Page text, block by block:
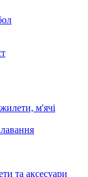
м'ячі
та аксесуари